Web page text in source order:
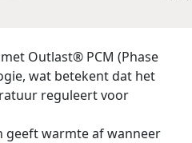
Outlast® PCM (Phase
wat betekent dat het
reguleert voor
geeft warmte af wanneer